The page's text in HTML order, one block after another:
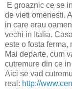
E groaznic ce se
de vieti omenesti.
in care erau
vechi in Italia.
este o fosta ferma,
Mai departe, cum
cutremure din ce
Aici se vad
real: http://